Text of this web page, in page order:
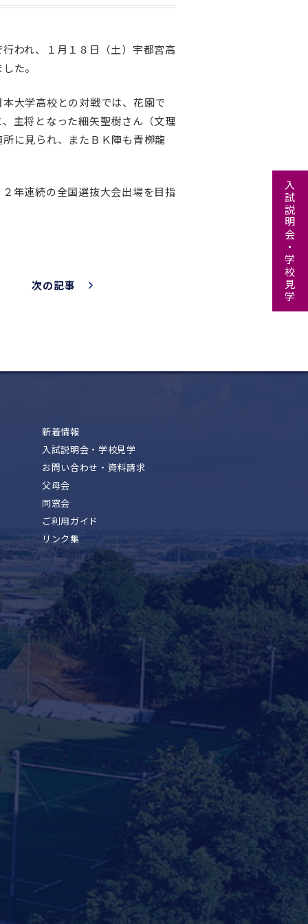
入試説明会・学校見学
われ、１月１８日（土）宇都宮高
た。
大学高校との対戦では、花園で
主将となった細矢聖樹さん（文理
に見られ、またＢＫ陣も青栁龍
年連続の全国選抜大会出場を目指
次の記事
新着情報
入試説明会・学校見学
お問い合わせ・資料請求
父母会
同窓会
ご利用ガイド
リンク集